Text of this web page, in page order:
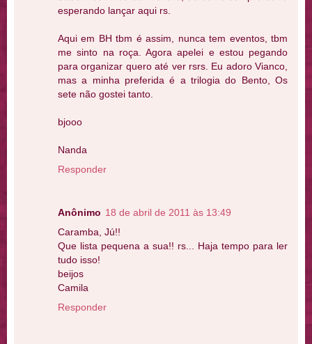
esperando lançar aqui rs.
Aqui em BH tbm é assim, nunca tem eventos, tbm
me sinto na roça. Agora apelei e estou pegando
para organizar quero até ver rsrs. Eu adoro Vianco,
mas a minha preferida é a trilogia do Bento, Os
sete não gostei tanto.
bjooo
Nanda
Responder
Anônimo 18 de abril de 2011 às 13:49
Caramba, Jú!!
Que lista pequena a sua!! rs... Haja tempo para ler
tudo isso!
beijos
Camila
Responder